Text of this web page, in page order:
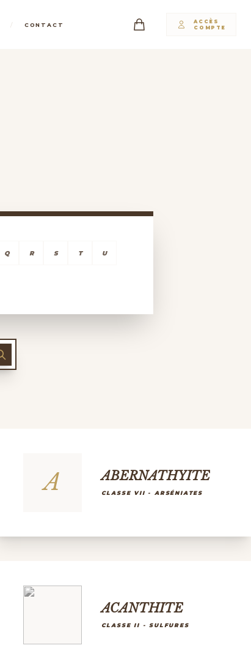
/ CONTACT
ACCÈS
COMPTE
Q R S T U
A ABERNATHYITE
CLASSE VII - ARSÉNIATES
ACANTHITE
CLASSE II - SULFURES